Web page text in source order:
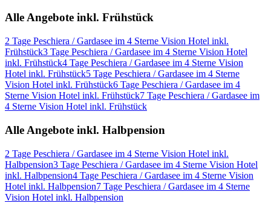
Alle Angebote inkl. Frühstück
2 Tage Peschiera / Gardasee im 4 Sterne Vision Hotel inkl.
Frühstück3 Tage Peschiera / Gardasee im 4 Sterne Vision Hotel
inkl. Frühstück4 Tage Peschiera / Gardasee im 4 Sterne Vision
Hotel inkl. Frühstück5 Tage Peschiera / Gardasee im 4 Sterne
Vision Hotel inkl. Frühstück6 Tage Peschiera / Gardasee im 4
Sterne Vision Hotel inkl. Frühstück7 Tage Peschiera / Gardasee im
4 Sterne Vision Hotel inkl. Frühstück
Alle Angebote inkl. Halbpension
2 Tage Peschiera / Gardasee im 4 Sterne Vision Hotel inkl.
Halbpension3 Tage Peschiera / Gardasee im 4 Sterne Vision Hotel
inkl. Halbpension4 Tage Peschiera / Gardasee im 4 Sterne Vision
Hotel inkl. Halbpension7 Tage Peschiera / Gardasee im 4 Sterne
Vision Hotel inkl. Halbpension